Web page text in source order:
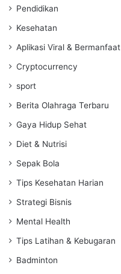
Pendidikan
Kesehatan
Aplikasi Viral & Bermanfaat
Cryptocurrency
sport
Berita Olahraga Terbaru
Gaya Hidup Sehat
Diet & Nutrisi
Sepak Bola
Tips Kesehatan Harian
Strategi Bisnis
Mental Health
Tips Latihan & Kebugaran
Badminton